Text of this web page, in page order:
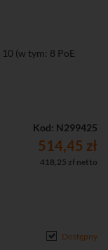
(w tym: 8 PoE
Kod: N299425
514,45 zł
418,25 zł netto
Dostępny